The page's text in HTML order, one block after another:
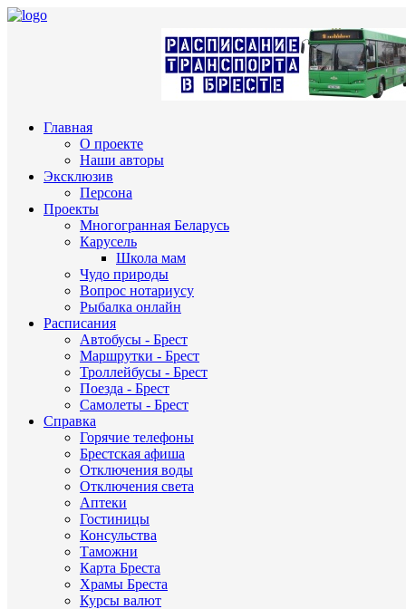
Главная
О проекте
Наши авторы
Эксклюзив
Персона
Проекты
Многогранная Беларусь
Карусель
Школа мам
Чудо природы
Вопрос нотариусу
Рыбалка онлайн
Расписания
Автобусы - Брест
Маршрутки - Брест
Троллейбусы - Брест
Поезда - Брест
Самолеты - Брест
Справка
Горячие телефоны
Брестская афиша
Отключения воды
Отключения света
Аптеки
Гостиницы
Консульства
Таможни
Карта Бреста
Храмы Бреста
Курсы валют